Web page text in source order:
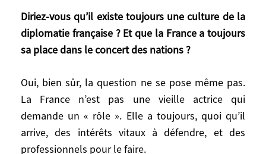
Diriez-vous qu’il existe toujours une culture de la
diplomatie française ? Et que la France a toujours
sa place dans le concert des nations ?
Oui, bien sûr, la question ne se pose même pas.
La France n’est pas une vieille actrice qui
demande un « rôle ». Elle a toujours, quoi qu’il
arrive, des intérêts vitaux à défendre, et des
professionnels pour le faire.
Depuis 2020, les coups d’États se
succèdent en Afrique au détriment de
Mali, le Tchad, le Burkina Faso et, l’année
dernière, le Niger et le Gabon. Est-ce un
signe de la fin de la puissance française ?
Ces coups d’État en disent plus long sur le